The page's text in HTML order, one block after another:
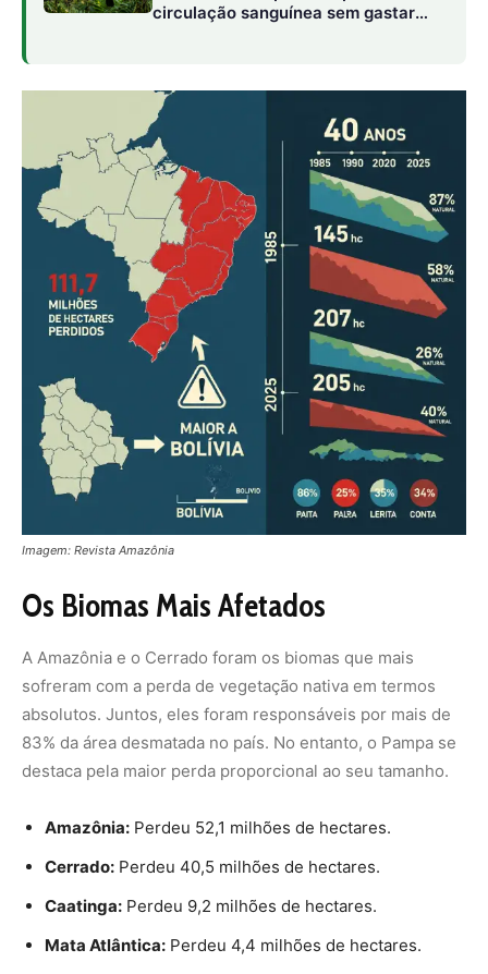
Imagem: Revista Amazônia
Os Biomas Mais Afetados
A Amazônia e o Cerrado foram os biomas que mais
sofreram com a perda de vegetação nativa em termos
absolutos. Juntos, eles foram responsáveis por mais de
83% da área desmatada no país. No entanto, o Pampa se
destaca pela maior perda proporcional ao seu tamanho.
Amazônia:
Perdeu 52,1 milhões de hectares.
Perdeu 40,5 milhões de hectares.
Caatinga:Perdeu 9,2 milhões de hectares.
Perdeu 4,4 milhões de hectares.
Pampa:Perdeu 3,8 milhões de hectares, o que
representa 30% de sua área original, sendo a maior
perda proporcional entre todos os biomas.